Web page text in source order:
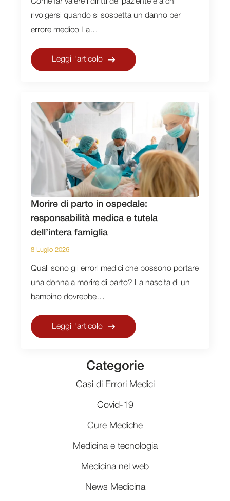
Come far valere i diritti del paziente e a chi
rivolgersi quando si sospetta un danno per
errore medico La…
Leggi l'articolo
Morire di parto in ospedale:
responsabilità medica e tutela
dell’intera famiglia
8 Luglio 2026
Quali sono gli errori medici che possono portare
una donna a morire di parto? La nascita di un
bambino dovrebbe…
Leggi l'articolo
Categorie
Casi di Errori Medici
Covid-19
Cure Mediche
Medicina e tecnologia
Medicina nel web
News Medicina